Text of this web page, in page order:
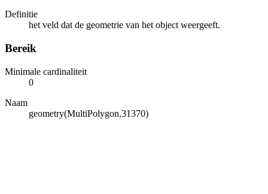
Definitie
het veld dat de geometrie van het object weergeeft.
Bereik
Minimale cardinaliteit
0
Naam
geometry(MultiPolygon,31370)